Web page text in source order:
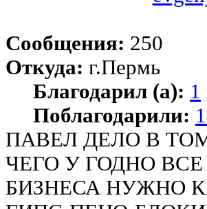
Сообщения: 250
Откуда: г.Пермь
Благодарил (а): 1
Поблагодарили:
ПАВЕЛ ДЕЛО В
ЧЕГО У ГОДНО
БИЗНЕСА НУЖНО